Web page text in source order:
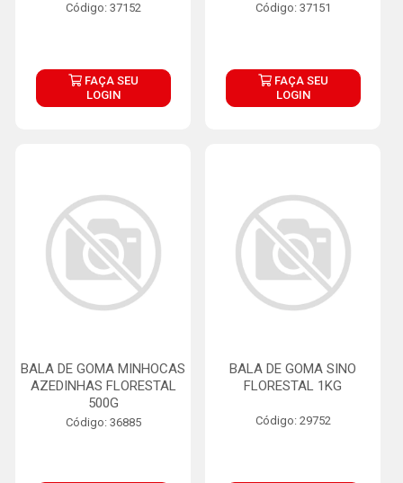
Código: 37152
FAÇA SEU
LOGIN
Código: 37151
FAÇA SEU
LOGIN
BALA DE GOMA MINHOCAS
AZEDINHAS FLORESTAL
500G
Código: 36885
BALA DE GOMA SINO
FLORESTAL 1KG
Código: 29752